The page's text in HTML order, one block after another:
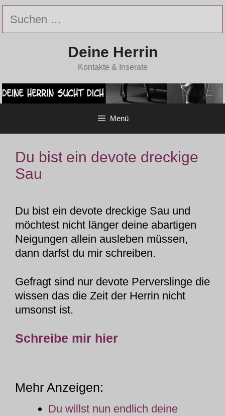
Zum
Inhalt
springen
Suchen
nach:
Deine Herrin
Kontakte & Inserate
Menü
Du bist ein devote dreckige
Sau
Du bist ein devote dreckige Sau und
möchtest nicht länger deine abartigen
Neigungen allein ausleben müssen,
dann darfst du mir schreiben.
Gefragt sind nur devote Perverslinge die
wissen das die Zeit der Herrin nicht
umsonst ist.
Schreibe mir hier
Mehr Anzeigen:
Du willst nun endlich deine